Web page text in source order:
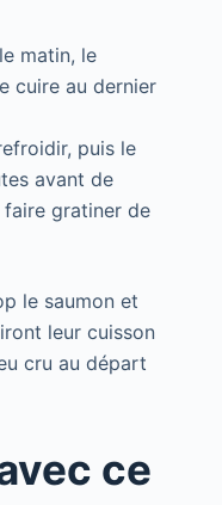
matin, le
cuire au dernier
puis le
avant de
gratiner de
le saumon et
leur cuisson
cru au départ
ce